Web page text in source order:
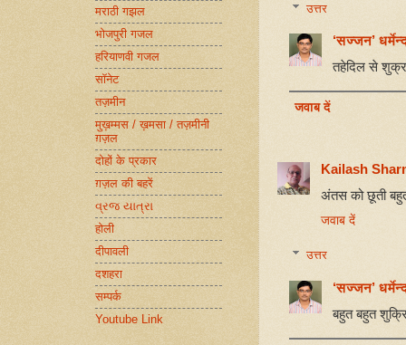
उत्तर
‘सज्जन’
तहेदिल से
जवाब दें
Kailash
अंतस को छूती
जवाब दें
उत्तर
‘सज्जन’
बहुत बहुत
मराठी गझल
भोजपुरी गजल
हरियाणवी गजल
सॉनेट
तज़मीन
मुख़म्मस / ख़मसा / तज़मीनी
ग़ज़ल
दोहों के प्रकार
ग़ज़ल की बहरें
વ્રજ યાત્રા
होली
दीपावली
दशहरा
सम्पर्क
Youtube Link